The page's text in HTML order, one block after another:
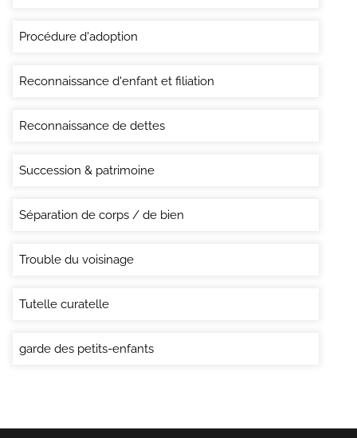
Procédure d'adoption
Reconnaissance d'enfant et filiation
Reconnaissance de dettes
Succession & patrimoine
Séparation de corps / de bien
Trouble du voisinage
Tutelle curatelle
garde des petits-enfants